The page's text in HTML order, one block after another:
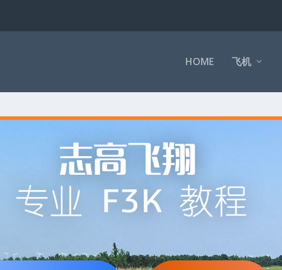
HOME 飞机